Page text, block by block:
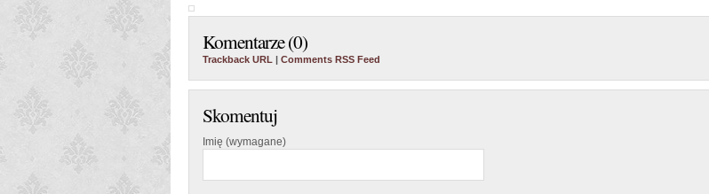
Komentarze (0)
Trackback URL | Comments RSS Feed
Skomentuj
Imię (wymagane)